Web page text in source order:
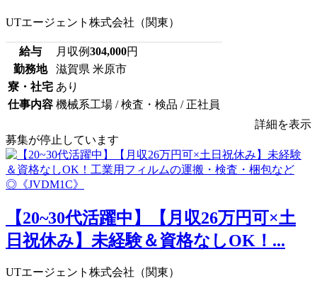
UTエージェント株式会社（関東）
給与 月収例304,000円
勤務地
滋賀県 米原市
寮・社宅 あり
仕事内容 機械系工場 / 検査・検品 / 正社員
詳細を表示
募集が停止しています
【20~30代活躍中】【月収26万円可×土
日祝休み】未経験＆資格なしOK！...
UTエージェント株式会社（関東）